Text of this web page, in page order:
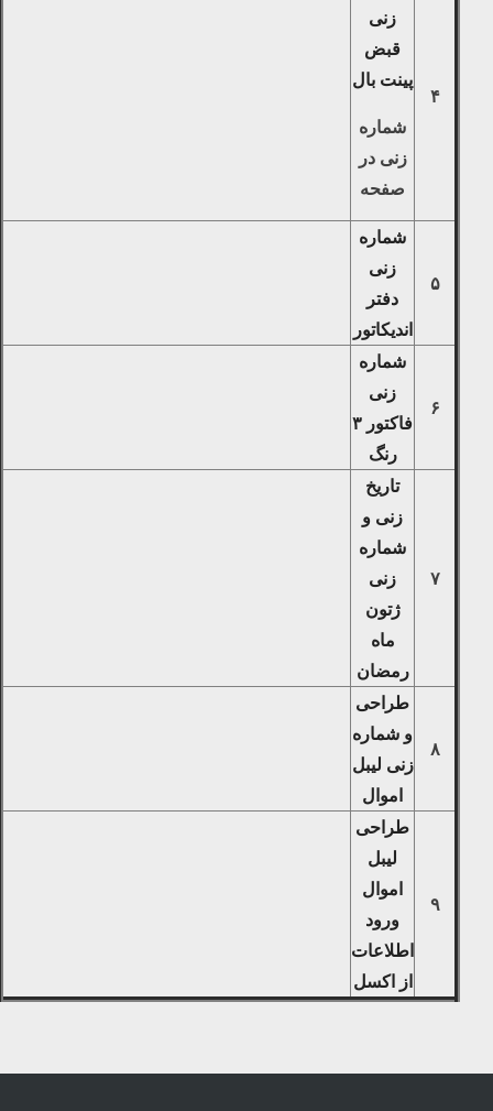
۴
زنی
قبض
پینت بال
شماره
زنی در
صفحه
۵
شماره
زنی
دفتر
اندیکاتور
۶
شماره
زنی
فاکتور ۳
رنگ
۷
تاریخ
زنی و
شماره
زنی
ژتون
ماه
رمضان
۸
طراحی
و شماره
زنی لیبل
اموال
۹
طراحی
لیبل
اموال
ورود
اطلاعات
از اکسل